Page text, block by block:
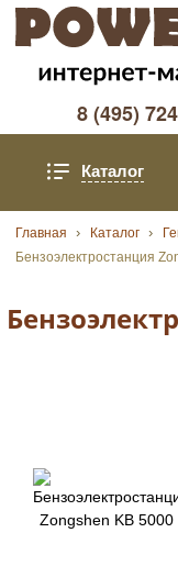
8 (495)
Каталог
Главная Каталог
Бензоэлектростанция